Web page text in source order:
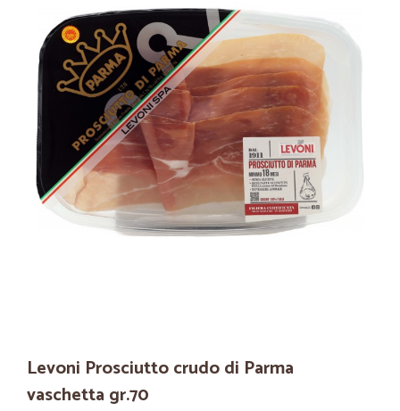
Levoni Prosciutto crudo di Parma
vaschetta gr.70